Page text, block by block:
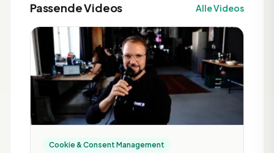
Passende Videos Alle Videos
Cookie & Consent Management